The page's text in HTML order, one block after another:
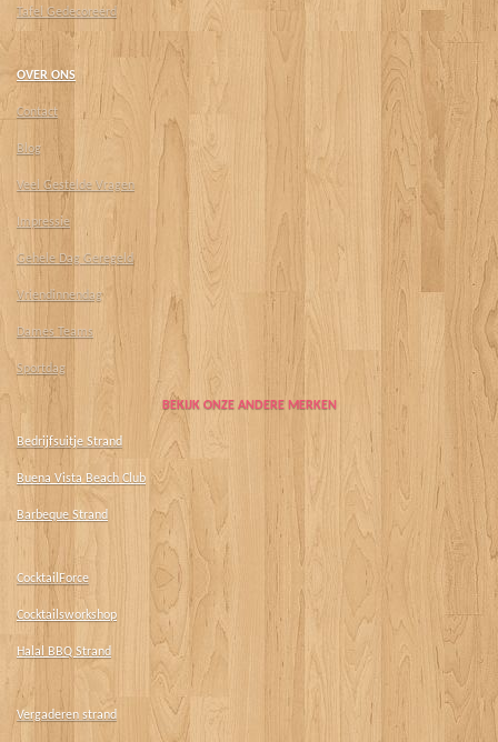
Tafel Gedecoreerd
OVER ONS
Contact
Blog
Veel Gestelde Vragen
Impressie
Gehele Dag Geregeld
Vriendinnendag
Dames Teams
Sportdag
BEKIJK ONZE ANDERE MERKEN
Bedrijfsuitje Strand
Buena Vista Beach Club
Barbeque Strand
CocktailForce
Cocktailsworkshop
Halal BBQ Strand
Vergaderen strand